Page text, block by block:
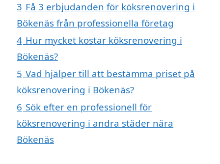
3 Få 3 erbjudanden för köksrenovering i
Bökenäs från professionella företag
4 Hur mycket kostar köksrenovering i
Bökenäs?
5 Vad hjälper till att bestämma priset på
köksrenovering i Bökenäs?
6 Sök efter en professionell för
köksrenovering i andra städer nära
Bökenäs